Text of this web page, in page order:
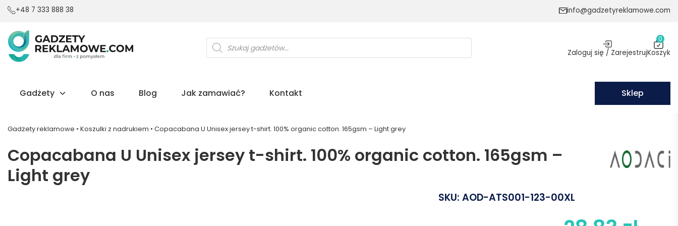
+48 7 333 888 38 info@gadzetyreklamowe.com
Wyszukiwarka
produktów Zaloguj się / Zarejestruj
0
Koszyk
Gadżety O nas Blog Jak zamawiać? Kontakt Sklep
Gadżety reklamowe • Koszulki z nadrukiem • Copacabana U Unisex jersey t-shirt. 100% organic cotton. 165gsm – Light grey
Copacabana U Unisex jersey t-shirt. 100% organic cotton. 165gsm –
Light grey
SKU:AOD-ATS001-123-00XL